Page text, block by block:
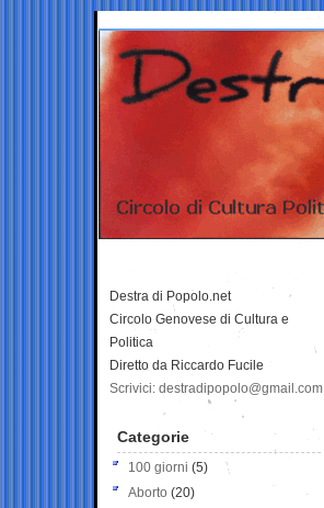
Destra di Popolo.net
Circolo Genovese di Cultura e
Politica
Diretto da Riccardo Fucile
Scrivici: destradipopolo@gmail.com
Categorie
100 giorni (5)
Aborto (20)